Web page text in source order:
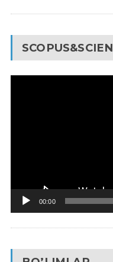
00:00